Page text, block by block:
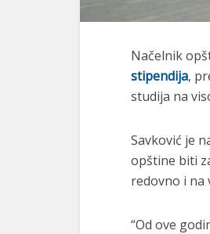
Načelnik
stipendija,
studija na
Savković je
opštine biti
redovno i na
“Od ove